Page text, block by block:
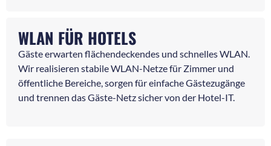
WLAN FÜR HOTELS
Gäste erwarten flächendeckendes und schnelles WLAN.
Wir realisieren stabile WLAN-Netze für Zimmer und
öffentliche Bereiche, sorgen für einfache Gästezugänge
und trennen das Gäste-Netz sicher von der Hotel-IT.